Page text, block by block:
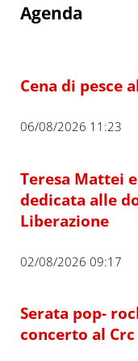
Agenda
Cena di pesce
06/08/2026 11:23
Teresa Mattei
dedicata alle
Liberazione
02/08/2026 09:17
Serata pop-
concerto al